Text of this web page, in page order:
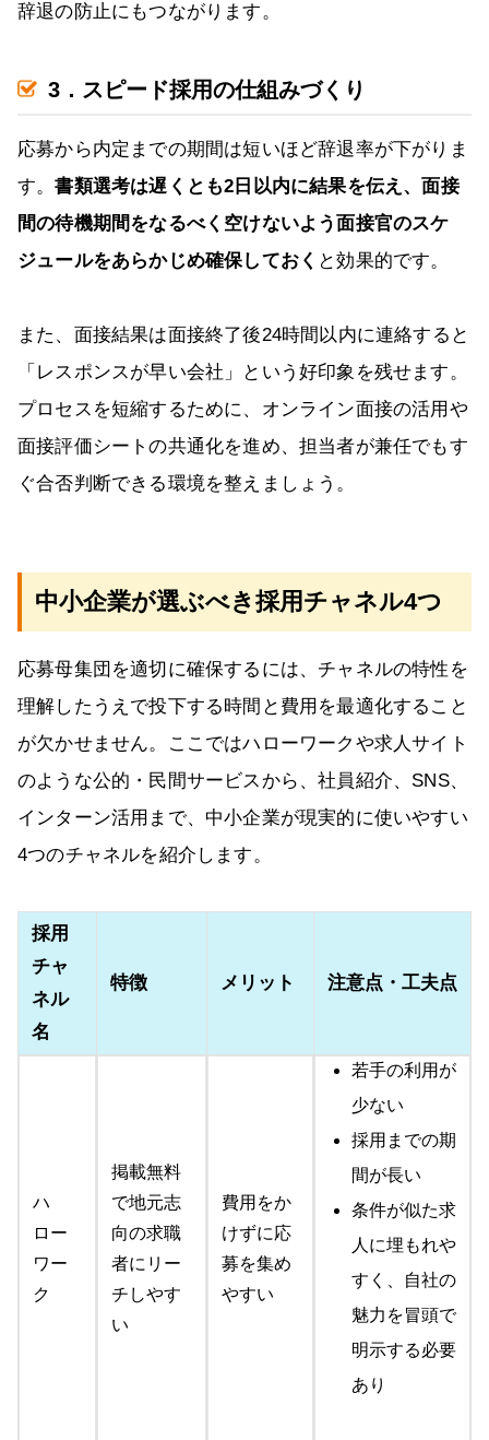
辞退の防止にもつながります。
3．スピード採用の仕組みづくり
応募から内定までの期間は短いほど辞退率が下がりま
す。書類選考は遅くとも2日以内に結果を伝え、面接
間の待機期間をなるべく空けないよう面接官のスケ
ジュールをあらかじめ確保しておく と効果的です。
また、面接結果は面接終了後24時間以内に連絡すると
「レスポンスが早い会社」という好印象を残せます。
プロセスを短縮するために、オンライン面接の活用や
面接評価シートの共通化を進め、担当者が兼任でもす
ぐ合否判断できる環境を整えましょう。
中小企業が選ぶべき採用チャネル4つ
応募母集団を適切に確保するには、チャネルの特性を
理解したうえで投下する時間と費用を最適化すること
が欠かせません。ここではハローワークや求人サイト
のような公的・民間サービスから、社員紹介、SNS、
インターン活用まで、中小企業が現実的に使いやすい
4つのチャネルを紹介します。
採用
チャ
ネル
名
特徴 メリット 注意点・工夫点
ハ
ロー
ワー
ク
掲載無料
で地元志
向の求職
者にリー
チしやす
い
費用をか
けずに応
募を集め
やすい
若手の利用が
少ない
採用までの期
間が長い
条件が似た求
人に埋もれや
すく、自社の
魅力を冒頭で
明示する必要
あり